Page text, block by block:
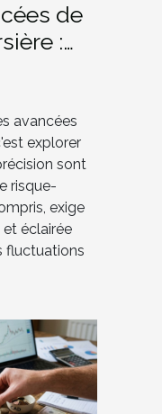
de
:
avancées
explorer
sont
risque-
exige
éclairée
fluctuations